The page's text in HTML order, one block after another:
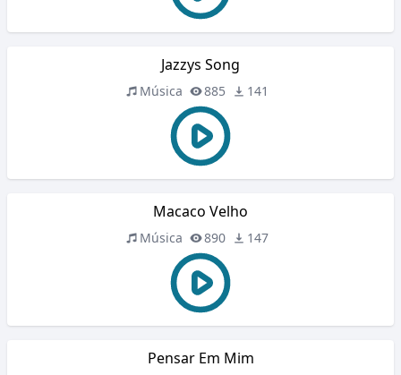
Jazzys Song
Música 885 141
Macaco Velho
Música 890 147
Pensar Em Mim